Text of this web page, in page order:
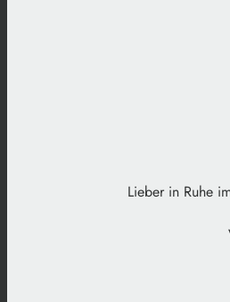
Lieber in Ruhe